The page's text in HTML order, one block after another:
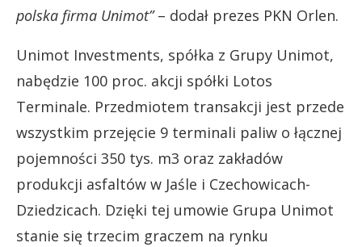
polska firma Unimot”– dodał prezes PKN Orlen.
Unimot Investments, spółka z Grupy Unimot,
nabędzie 100 proc. akcji spółki Lotos
Terminale. Przedmiotem transakcji jest przede
wszystkim przejęcie 9 terminali paliw o łącznej
pojemności 350 tys. m3 oraz zakładów
produkcji asfaltów w Jaśle i Czechowicach-
Dziedzicach. Dzięki tej umowie Grupa Unimot
stanie się trzecim graczem na rynku